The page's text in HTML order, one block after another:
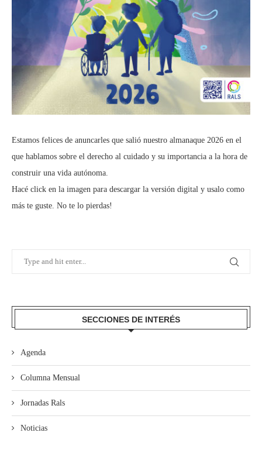
Estamos felices de anuncarles que salió nuestro almanaque 2026 en el
que hablamos sobre el derecho al cuidado y su importancia a la hora de
construir una vida autónoma.
Hacé click en la imagen para descargar la versión digital y usalo como
más te guste. No te lo pierdas!
SECCIONES DE INTERÉS
Agenda
Columna Mensual
Jornadas Rals
Noticias